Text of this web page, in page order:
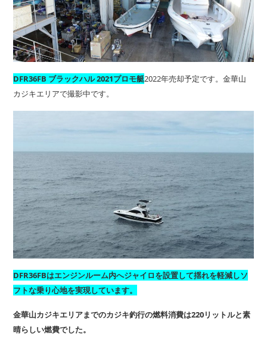
DFR36FB ブラックハル 2021プロモ艇2022年売却予定です。金華山
カジキエリアで撮影中です。
DFR36FBはエンジンルーム内へジャイロを設置して揺れを軽減しソ
フトな乗り心地を実現しています。
金華山カジキエリアまでのカジキ釣行の燃料消費は220リットルと素
晴らしい燃費でした。